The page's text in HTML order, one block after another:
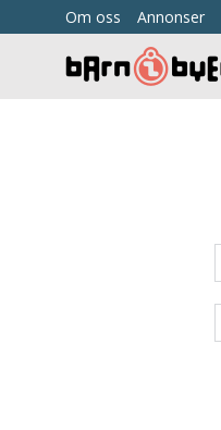
Om oss Annonser